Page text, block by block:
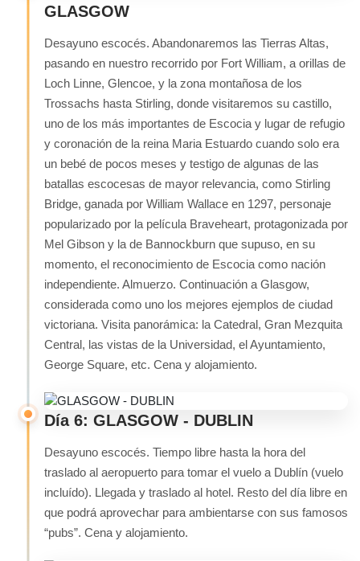
GLASGOW
Desayuno escocés. Abandonaremos las Tierras Altas,
pasando en nuestro recorrido por Fort William, a orillas de
Loch Linne, Glencoe, y la zona montañosa de los
Trossachs hasta Stirling, donde visitaremos su castillo,
uno de los más importantes de Escocia y lugar de refugio
y coronación de la reina Maria Estuardo cuando solo era
un bebé de pocos meses y testigo de algunas de las
batallas escocesas de mayor relevancia, como Stirling
Bridge, ganada por William Wallace en 1297, personaje
popularizado por la película Braveheart, protagonizada por
Mel Gibson y la de Bannockburn que supuso, en su
momento, el reconocimiento de Escocia como nación
independiente. Almuerzo. Continuación a Glasgow,
considerada como uno los mejores ejemplos de ciudad
victoriana. Visita panorámica: la Catedral, Gran Mezquita
Central, las vistas de la Universidad, el Ayuntamiento,
George Square, etc. Cena y alojamiento.
Día 6: GLASGOW - DUBLIN
Desayuno escocés. Tiempo libre hasta la hora del
traslado al aeropuerto para tomar el vuelo a Dublín (vuelo
incluído). Llegada y traslado al hotel. Resto del día libre en
que podrá aprovechar para ambientarse con sus famosos
“pubs”. Cena y alojamiento.